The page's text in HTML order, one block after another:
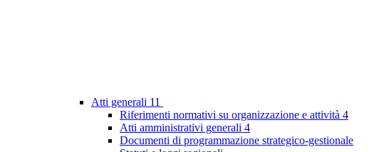
Atti generali 11
Riferimenti normativi su organizzazione e attività 4
Atti amministrativi generali 4
Documenti di programmazione strategico-gestionale